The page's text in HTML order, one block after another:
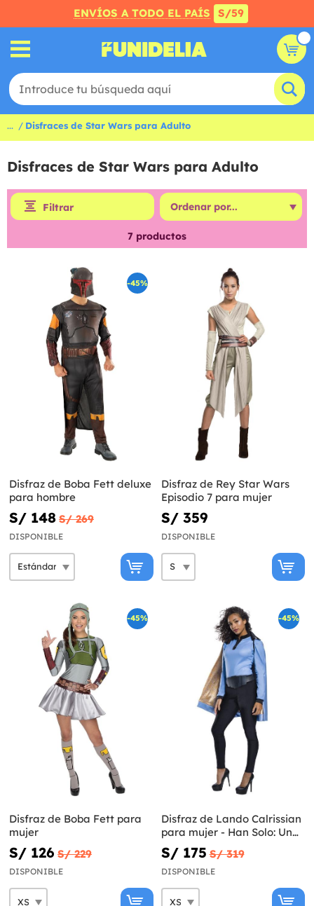
ENVÍOS A TODO EL PAÍS S/59
... Disfraces de Star Wars para Adulto
Disfraces de Star Wars para Adulto
Filtrar
7 productos
-45%
Disfraz de Boba Fett deluxe
para hombre
S/ 148 S/ 269
DISPONIBLE
Disfraz de Rey Star Wars
Episodio 7 para mujer
S/ 359
DISPONIBLE
-45%
Disfraz de Boba Fett para
mujer
S/ 126 S/ 229
DISPONIBLE
-45%
Disfraz de Lando Calrissian
para mujer - Han Solo: Una
Historia de Star Wars
S/ 175 S/ 319
DISPONIBLE